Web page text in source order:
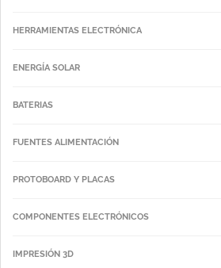
HERRAMIENTAS ELECTRÓNICA
ENERGÍA SOLAR
BATERIAS
FUENTES ALIMENTACIÓN
PROTOBOARD Y PLACAS
COMPONENTES ELECTRÓNICOS
IMPRESIÓN 3D